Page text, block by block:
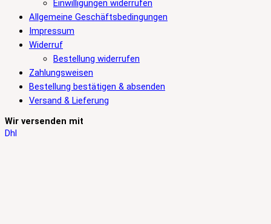
Einwilligungen widerrufen
Allgemeine Geschäftsbedingungen
Impressum
Widerruf
Bestellung widerrufen
Zahlungsweisen
Bestellung bestätigen & absenden
Versand & Lieferung
Wir versenden mit
Dhl